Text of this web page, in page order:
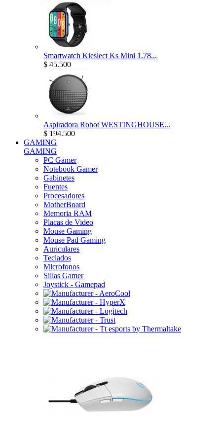
Smartwatch Kieslect Ks Mini 1.78...
$ 45.500
Aspiradora Robot WESTINGHOUSE...
$ 194.500
GAMING
GAMING
PC Gamer
Notebook Gamer
Gabinetes
Fuentes
Procesadores
MotherBoard
Memoria RAM
Placas de Video
Mouse Gaming
Mouse Pad Gaming
Auriculares
Teclados
Microfonos
Sillas Gamer
Joystick - Gamepad